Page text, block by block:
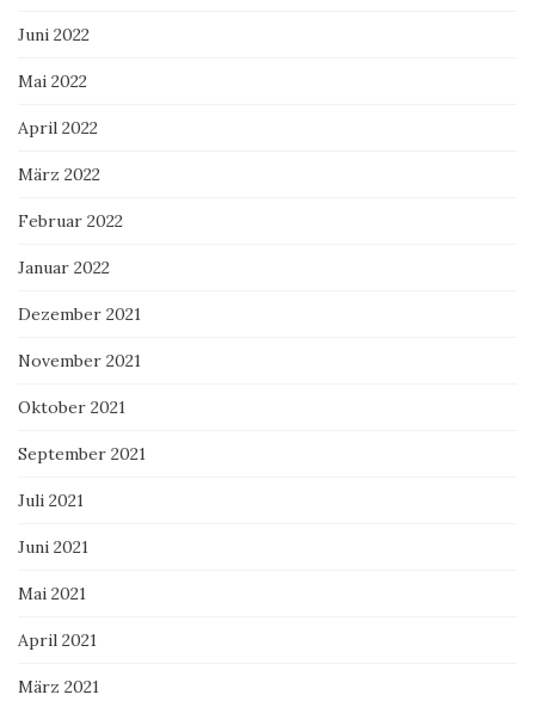
Juni 2022
Mai 2022
April 2022
März 2022
Februar 2022
Januar 2022
Dezember 2021
November 2021
Oktober 2021
September 2021
Juli 2021
Juni 2021
Mai 2021
April 2021
März 2021